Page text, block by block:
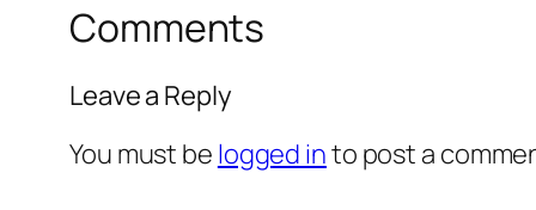
Comments
Leave a Reply
You must be logged into post a